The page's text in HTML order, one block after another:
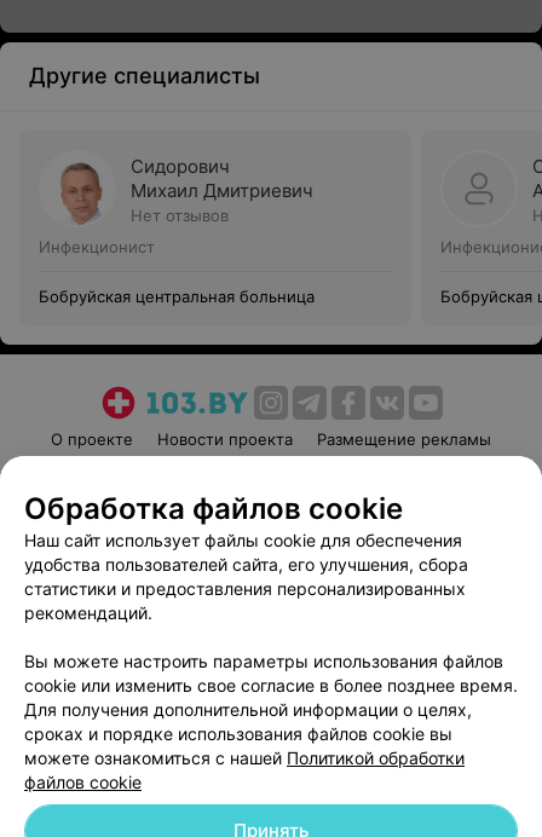
Другие специалисты
Сидорович
Михаил Дмитриевич
Нет отзывов
Инфекционист
Бобруйская центральная больница Бобруйская
О проекте Новости проекта
Размещение рекламы
Пользовательское соглашение
Способы оплаты
Вакансии
Партнеры
Написать руководителю 103.by
Обработка персональных данных
Обработка файлов cookie
Наш сайт использует файлы cookie для обеспечения
удобства пользователей сайта, его улучшения, сбора
статистики и предоставления персонализированных
рекомендаций.
Вы можете настроить параметры использования файлов
cookie или изменить свое согласие в более позднее время.
Для получения дополнительной информации о целях,
сроках и порядке использования файлов cookie вы
можете ознакомиться с нашей Политикой обработки
файлов cookie
Принять